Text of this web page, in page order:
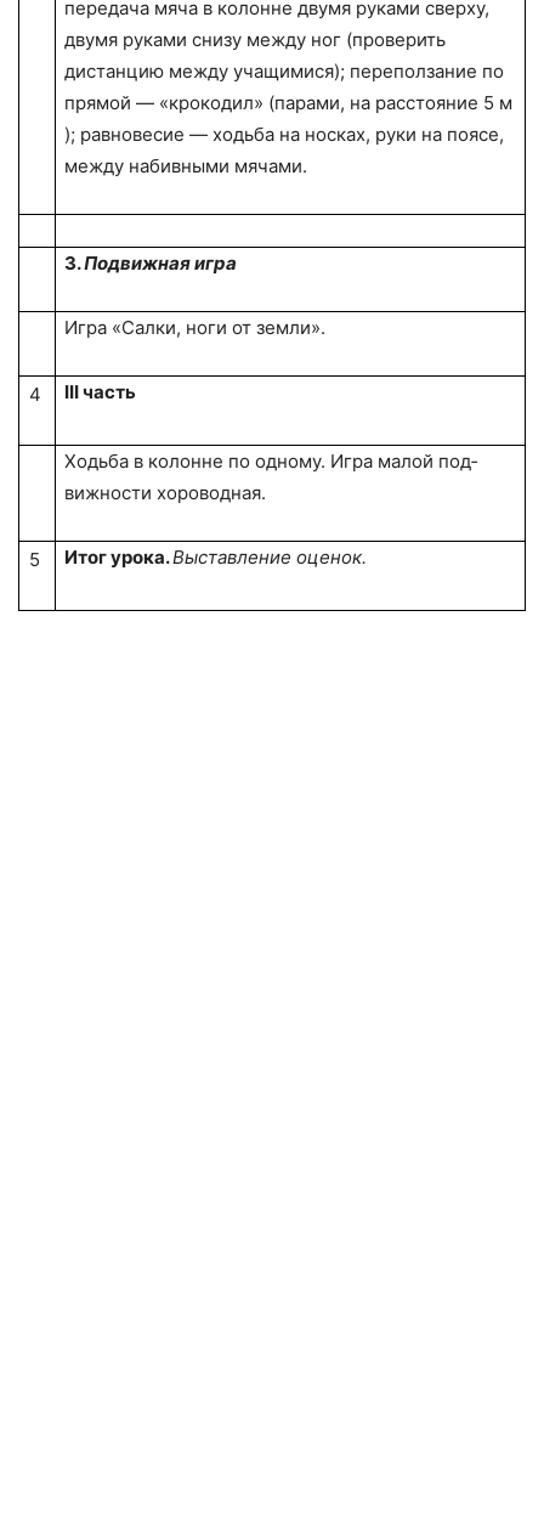
передача мяча в колонне двумя руками сверху,
двумя руками снизу между ног (проверить
дистанцию между учащимися); переползание по
прямой — «крокодил» (парами, на расстояние 5 м
); равновесие — ходьба на носках, руки на поясе,
между набивными мячами.
3.Подвижная игра
Игра «Салки, ноги от земли».
4 IIIчасть
Ходьба в колонне по одному. Игра малой под­
вижности хороводная.
5 Итог урока.Выставление оценок.